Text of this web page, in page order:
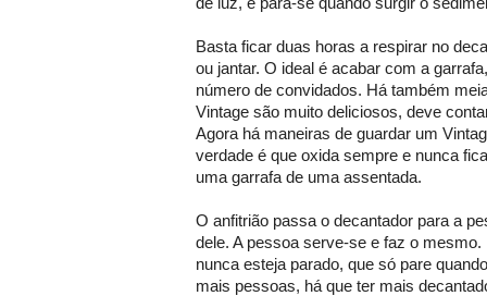
Basta ficar duas horas a respirar no
ou jantar. O ideal é acabar com a
número de convidados. Há também
Vintage são muito deliciosos, deve
Agora há maneiras de guardar um
verdade é que oxida sempre e nunca
uma garrafa de uma assentada.
O anfitrião passa o decantador para a
dele. A pessoa serve-se e faz o
nunca esteja parado, que só pare
mais pessoas, há que ter mais